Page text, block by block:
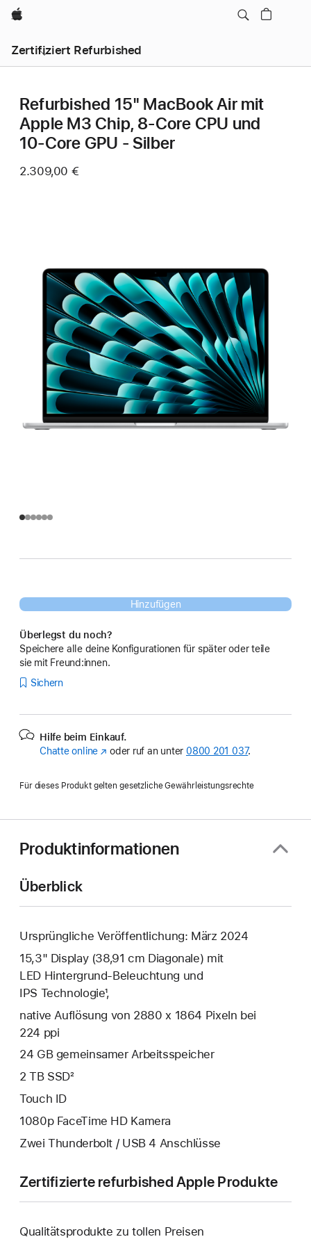
Apple
Zertifiziert Refurbished
Refurbished 15" MacBook Air mit
Apple M3 Chip, 8‑Core CPU und
10‑Core GPU - Silber
2.309,00 €
Hinzufügen
Überlegst du noch?
Speichere alle deine Konfigurationen für später oder teile
sie mit Freund:innen.
Sichern
Hilfe beim Einkauf.
Chatte online (Öffnet
Fenster)
oder ruf an unter 0800 201 037.
Für dieses Produkt gelten gesetzliche Gewährleistungsrechte
Produktinformationen
Überblick
Ursprüngliche Veröffentlichung: März 2024
15,3" Display (38,91 cm Diagonale) mit
LED Hintergrund-Beleuchtung und
IPS Technologie¹,
native Auflösung von 2880 x 1864 Pixeln bei
224 ppi
24 GB gemeinsamer Arbeitsspeicher
2 TB SSD²
Touch ID
1080p FaceTime HD Kamera
Zwei Thunderbolt / USB 4 Anschlüsse
Zertifizierte refurbished Apple Produkte
Qualitätsprodukte zu tollen Preisen